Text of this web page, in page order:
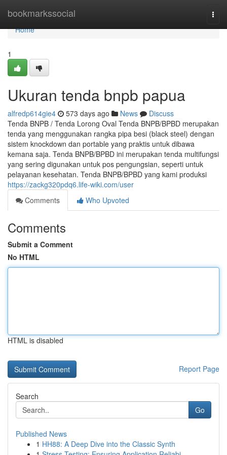
bookmarkssocial
Home
Home
1
Ukuran tenda bnpb papua
alfredp614gie4 573 days ago News
Discuss
Tenda BNPB / Tenda Lorong Oval Tenda BNPB/BPBD merupakan
tenda yang menggunakan rangka pipa besi (black steel) dengan
sistem knockdown dan portable yang praktis untuk dibawa
kemana saja. Tenda BNPB/BPBD ini merupakan tenda multifungsi
yang sering digunakan untuk pos pengungsian, seperti untuk
pelayanan kesehatan. Tenda BNPB/BPBD yang kami produksi
https://zackg320pdq6.life-wiki.com/user
Comments
Who Upvoted
Comments
Submit a Comment
No HTML
HTML is disabled
Report Page
Search
Go
Published News
1 HH88: A Deep Dive into the Classic Synth